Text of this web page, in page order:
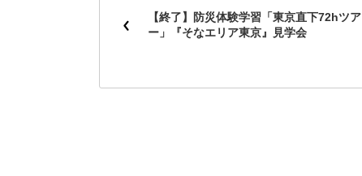
【終了】防災体験学習「東京直下72hツア
ー」『そなエリア東京』見学会